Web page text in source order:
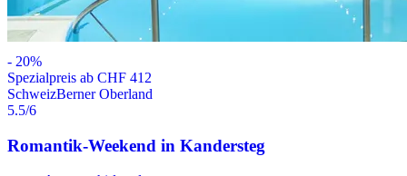
- 20%
Spezialpreis ab CHF 412
SchweizBerner Oberland
5.5/6
Romantik-Weekend in Kandersteg